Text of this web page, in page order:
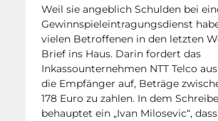
Weil sie angeblich Schulden bei
Gewinnspieleintragungsdienst
vielen Betroffenen in den letzten
Brief ins Haus. Darin fordert das
Inkassounternehmen NTT Telco
die Empfänger auf, Beträge
178 Euro zu zahlen. In dem
behauptet ein „Ivan Milosevic“,